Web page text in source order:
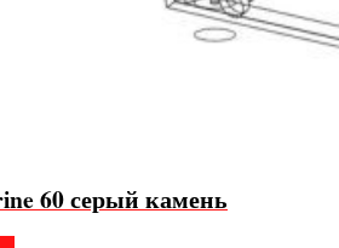
60 серый камень